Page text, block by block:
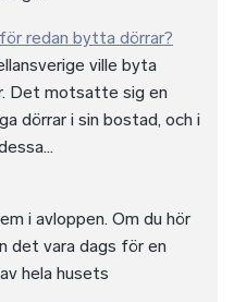
redan bytta dörrar?
ville byta
Det motsatte sig en
dörrar i sin bostad, och i
i avloppen. Om du hör
det vara dags för en
hela husets